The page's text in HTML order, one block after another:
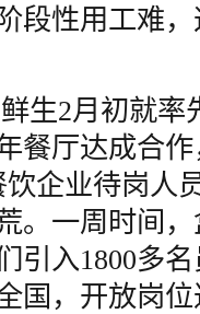
段性用工难
生2月初就率
餐厅达成合
企业待岗人
。一周时间
引入1800多
国，开放岗